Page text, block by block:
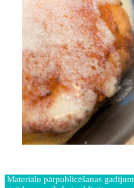
Materiālu pārpublicēšanas